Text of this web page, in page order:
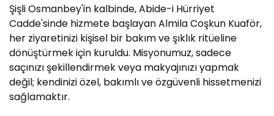
Şişli Osmanbey'in kalbinde, Abide-i Hürriyet
Cadde'sinde hizmete başlayan Almila Coşkun Kuaför,
her ziyaretinizi kişisel bir bakım ve şıklık ritüeline
dönüştürmek için kuruldu. Misyonumuz, sadece
saçınızı şekillendirmek veya makyajınızı yapmak
değil; kendinizi özel, bakımlı ve özgüvenli hissetmenizi
sağlamaktır.